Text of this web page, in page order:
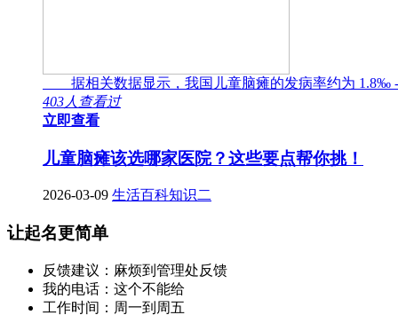
据相关数据显示，我国儿童脑瘫的发病率约为 1.8‰
403人查看过
立即查看
儿童脑瘫该选哪家医院？这些要点帮你挑！
2026-03-09 生活百科知识二
让起名更简单
反馈建议：麻烦到管理处反馈
我的电话：这个不能给
工作时间：周一到周五